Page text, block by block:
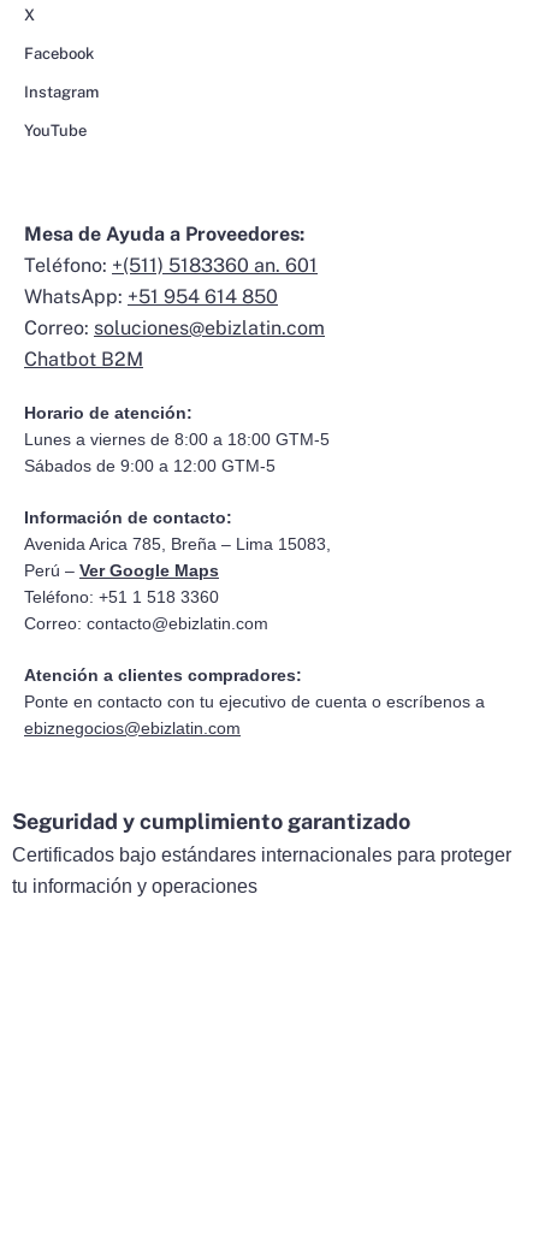
X
Facebook
Instagram
YouTube
Mesa de Ayuda a Proveedores:
Teléfono: +(511) 5183360 an. 601
WhatsApp: +51 954 614 850
Correo: soluciones@ebizlatin.com
Chatbot B2M
Horario de atención:
Lunes a viernes de 8:00 a 18:00 GTM-5
Sábados de 9:00 a 12:00 GTM-5
Información de contacto:
Avenida Arica 785, Breña – Lima 15083,
Perú – Ver Google Maps
Teléfono: +51 1 518 3360
Correo: contacto@ebizlatin.com
Atención a clientes compradores:
Ponte en contacto con tu ejecutivo de cuenta o escríbenos a
ebiznegocios@ebizlatin.com
Seguridad y cumplimiento garantizado
Certificados bajo estándares internacionales para proteger
tu información y operaciones